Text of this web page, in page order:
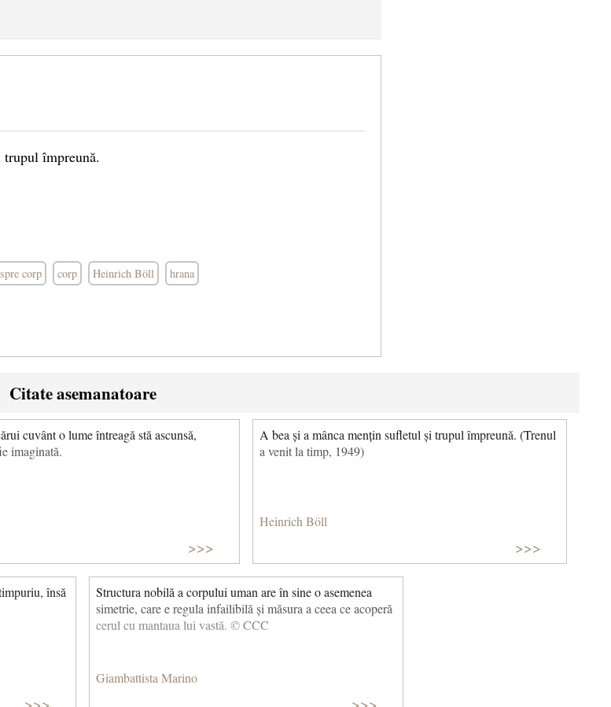
împreună.
corp corp Heinrich Böll hrana
Citate asemanatoare
cuvânt o lume întreagă stă ascunsă,
imaginată.
>>>
A bea și a mânca mențin sufletul și trupul împreună. (Trenul
a venit la timp, 1949)
Heinrich Böll
>>>
însă
Structura nobilă a corpului uman are în sine o asemenea
simetrie, care e regula infailibilă și măsura a ceea ce acoperă
cerul cu mantaua lui vastă. © CCC
Giambattista Marino